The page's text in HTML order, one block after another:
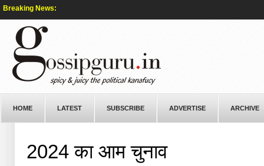
Breaking News:
HOME LATEST SUBSCRIBE ADVERTISE ARCHIVE
2024 का आम चुनाव